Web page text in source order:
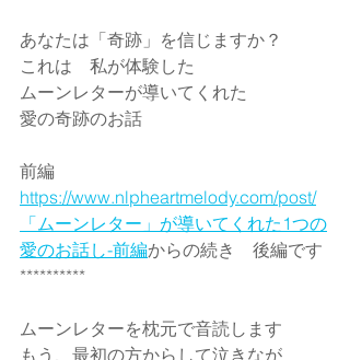
あなたは「奇跡」を信じますか？
これは　私が体験した
ムーンレターが導いてくれた
愛の奇跡のお話
前編
https://www.nlpheartmelody.com/post/
「ムーンレター」が導いてくれた1つの
愛のお話し-前編からの続き　後編です
**********
ムーンレターを枕元で音読します
もう、最初の方からして泣きなが